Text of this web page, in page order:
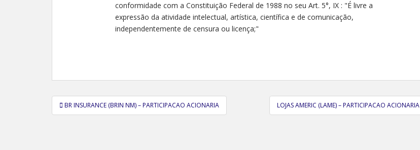
conformidade com a Constituição Federal de 1988 no seu Art. 5°, IX : "É livre a
expressão da atividade intelectual, artística, científica e de comunicação,
independentemente de censura ou licença;"
Navegação
de
BR INSURANCE (BRIN NM) – PARTICIPACAO ACIONARIA LOJAS AMERIC (LAME) – PARTICIPACAO ACIONARIA